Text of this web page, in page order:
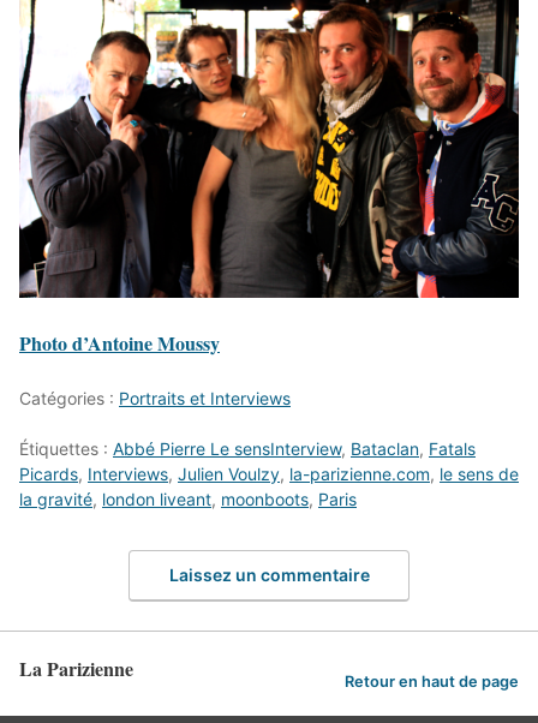
Photo d’Antoine Moussy
Catégories : Portraits et Interviews
Étiquettes : Abbé Pierre Le sensInterview, Bataclan, Fatals
Picards, Interviews, Julien Voulzy, la-parizienne.com, le sens de
la gravité, london liveant, moonboots, Paris
Laissez un commentaire
La Parizienne Retour en haut de page